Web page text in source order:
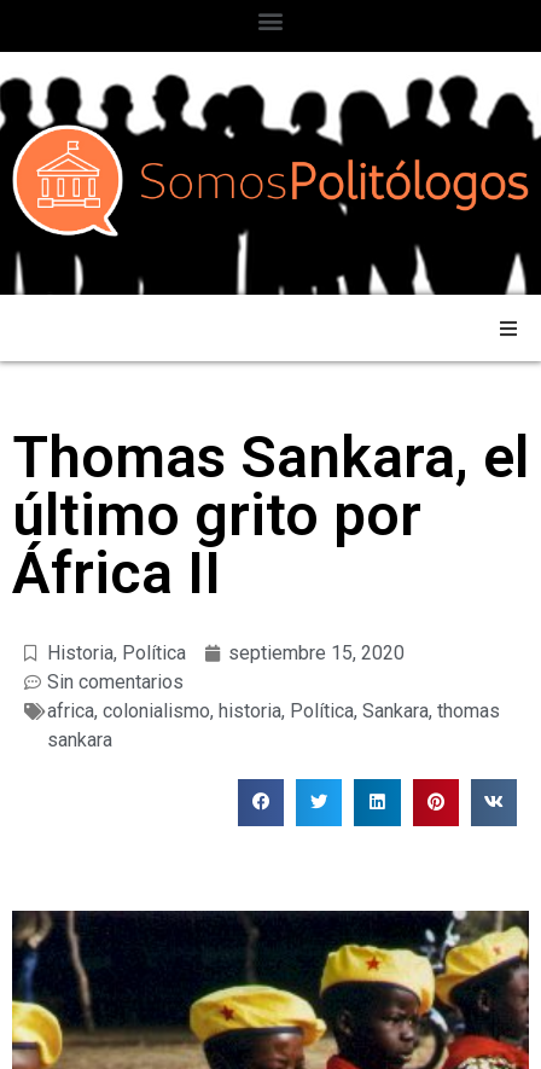
Thomas Sankara, el
último grito por
África II
Historia, Política
septiembre 15, 2020
Sin comentarios
africa, colonialismo, historia, Política, Sankara, thomas
sankara